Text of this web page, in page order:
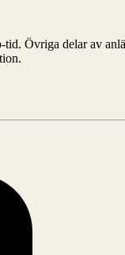
Övriga delar av